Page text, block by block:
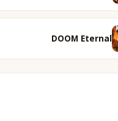
DOOM Eternal